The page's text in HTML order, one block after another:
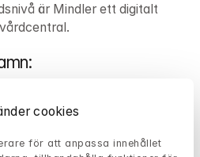
cookies
för att anpassa innehållet
är Mindler ett digitalt
: 28 811 (2020)